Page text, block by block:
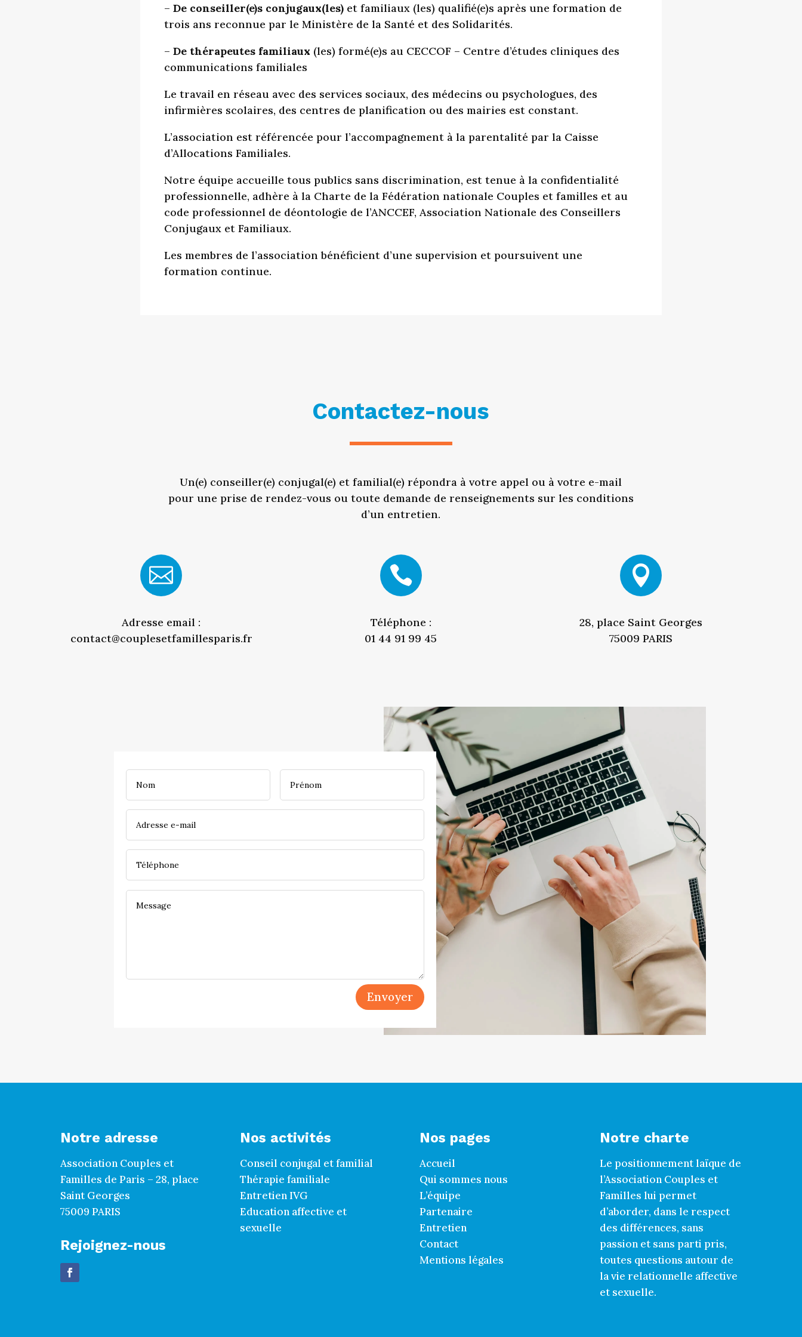
–De conseiller(e)s conjugaux(les) et familiaux (les) qualifié(e)s après une formation de
trois ans reconnue par le Ministère de la Santé et des Solidarités.
–De thérapeutes familiaux (les) formé(e)s au CECCOF – Centre d’études cliniques des
communications familiales
Le travail en réseau avec des services sociaux, des médecins ou psychologues, des
infirmières scolaires, des centres de planification ou des mairies est constant.
L’association est référencée pour l’accompagnement à la parentalité par la Caisse
d’Allocations Familiales.
Notre équipe accueille tous publics sans discrimination, est tenue à la confidentialité
professionnelle, adhère à la Charte de la Fédération nationale Couples et familles et au
code professionnel de déontologie de l’ANCCEF, Association Nationale des Conseillers
Conjugaux et Familiaux.
Les membres de l’association bénéficient d’une supervision et poursuivent une
formation continue.
Contactez-nous
Un(e) conseiller(e) conjugal(e) et familial(e) répondra à votre appel ou à votre e-mail
pour une prise de rendez-vous ou toute demande de renseignements sur les conditions
d’un entretien.

Adresse email :
contact@couplesetfamillesparis.fr

Téléphone :
01 44 91 99 45

28, place Saint Georges
75009 PARIS
Envoyer
Notre adresse
Association Couples et
Familles de Paris – 28, place
Saint Georges
75009 PARIS
Rejoignez-nous
Nos activités
Conseil conjugal et familial
Thérapie familiale
Entretien IVG
Education affective et
sexuelle
Nos pages
Accueil
Qui sommes nous
L’équipe
Partenaire
Entretien
Contact
Mentions légales
Notre charte
Le positionnement laïque de
l’Association Couples et
Familles lui permet
d’aborder, dans le respect
des différences, sans
passion et sans parti pris,
toutes questions autour de
la vie relationnelle affective
et sexuelle.